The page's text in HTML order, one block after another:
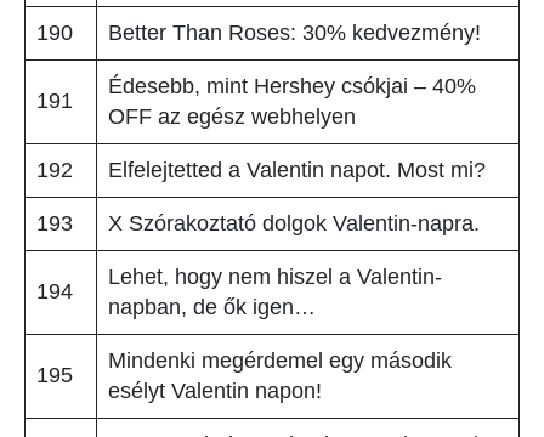
190 Better Than Roses: 30% kedvezmény!
191
Édesebb, mint Hershey csókjai – 40%
OFF az egész webhelyen
192 Elfelejtetted a Valentin napot. Most mi?
193 X Szórakoztató dolgok Valentin-napra.
194
Lehet, hogy nem hiszel a Valentin-
napban, de ők igen…
195
Mindenki megérdemel egy második
esélyt Valentin napon!